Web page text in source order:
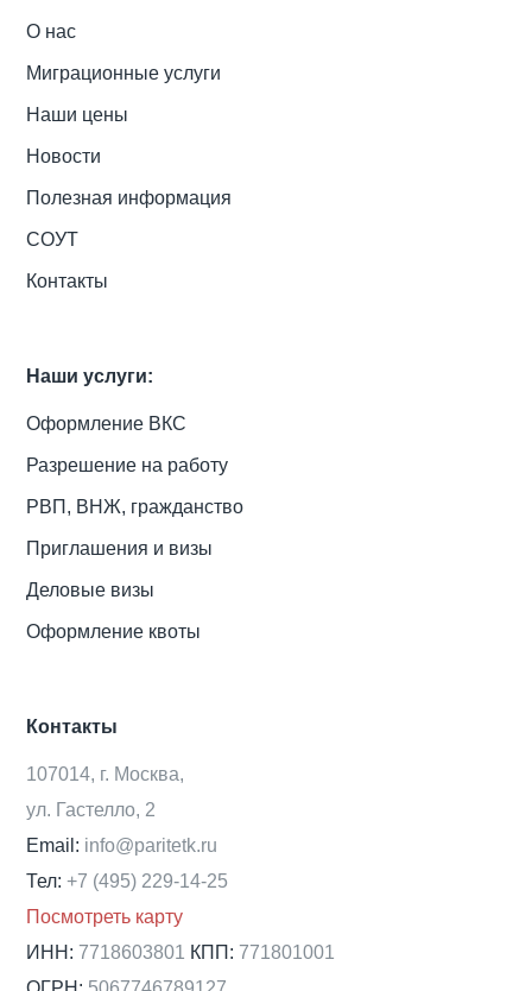
О нас
Миграционные услуги
Наши цены
Новости
Полезная информация
СОУТ
Контакты
Наши услуги:
Оформление ВКС
Разрешение на работу
РВП, ВНЖ, гражданство
Приглашения и визы
Деловые визы
Оформление квоты
Контакты
107014, г. Москва,
ул. Гастелло, 2
Email: info@paritetk.ru
Тел: +7 (495) 229-14-25
Посмотреть карту
ИНН: 7718603801 КПП: 771801001